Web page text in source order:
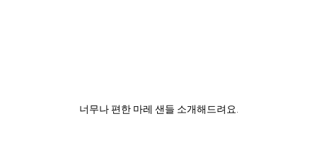
​너무나 편한 마레 샌들 소개해드려요.